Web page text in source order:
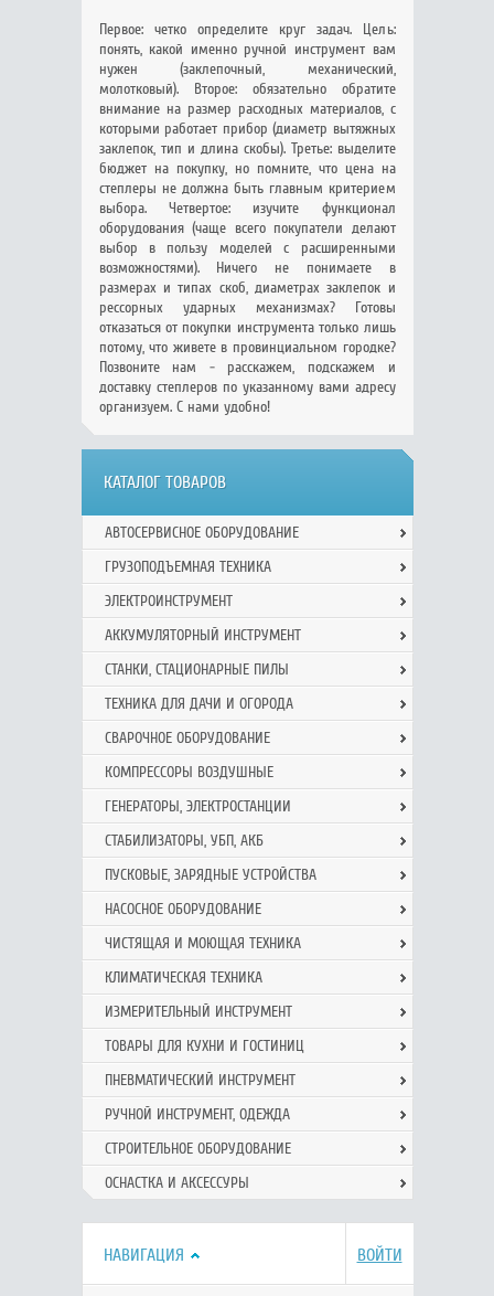
Первое: четко определите круг задач. Цель:
понять, какой именно ручной инструмент вам
нужен (заклепочный, механический,
молотковый). Второе: обязательно обратите
внимание на размер расходных материалов, с
которыми работает прибор (диаметр вытяжных
заклепок, тип и длина скобы). Третье: выделите
бюджет на покупку, но помните, что цена на
степлеры не должна быть главным критерием
выбора. Четвертое: изучите функционал
оборудования (чаще всего покупатели делают
выбор в пользу моделей с расширенными
возможностями). Ничего не понимаете в
размерах и типах скоб, диаметрах заклепок и
рессорных ударных механизмах? Готовы
отказаться от покупки инструмента только лишь
потому, что живете в провинциальном городке?
Позвоните нам - расскажем, подскажем и
доставку степлеров по указанному вами адресу
организуем. С нами удобно!
КАТАЛОГ ТОВАРОВ
АВТОСЕРВИСНОЕ ОБОРУДОВАНИЕ
ГРУЗОПОДЪЕМНАЯ ТЕХНИКА
ЭЛЕКТРОИНСТРУМЕНТ
АККУМУЛЯТОРНЫЙ ИНСТРУМЕНТ
СТАНКИ, СТАЦИОНАРНЫЕ ПИЛЫ
ТЕХНИКА ДЛЯ ДАЧИ И ОГОРОДА
СВАРОЧНОЕ ОБОРУДОВАНИЕ
КОМПРЕССОРЫ ВОЗДУШНЫЕ
ГЕНЕРАТОРЫ, ЭЛЕКТРОСТАНЦИИ
СТАБИЛИЗАТОРЫ, УБП, АКБ
ПУСКОВЫЕ, ЗАРЯДНЫЕ УСТРОЙСТВА
НАСОСНОЕ ОБОРУДОВАНИЕ
ЧИСТЯЩАЯ И МОЮЩАЯ ТЕХНИКА
КЛИМАТИЧЕСКАЯ ТЕХНИКА
ИЗМЕРИТЕЛЬНЫЙ ИНСТРУМЕНТ
ТОВАРЫ ДЛЯ КУХНИ И ГОСТИНИЦ
ПНЕВМАТИЧЕСКИЙ ИНСТРУМЕНТ
РУЧНОЙ ИНCТРУМЕНТ, ОДЕЖДА
СТРОИТЕЛЬНОЕ ОБОРУДОВАНИЕ
ОСНАСТКА И АКСЕССУРЫ
НАВИГАЦИЯ ВОЙТИ